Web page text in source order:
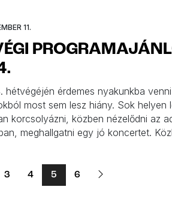
A Müpában megtáncoltatnak
11.
hétvégéjén érdemes nyakunkba
most sem lesz hiány. Sok helyen
korcsolyázni, közben nézelődni az
meghallgatni egy jó koncertet.
vehettek színházjegyet. […]
3 4 5 6